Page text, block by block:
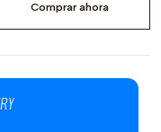
Comprar ahora